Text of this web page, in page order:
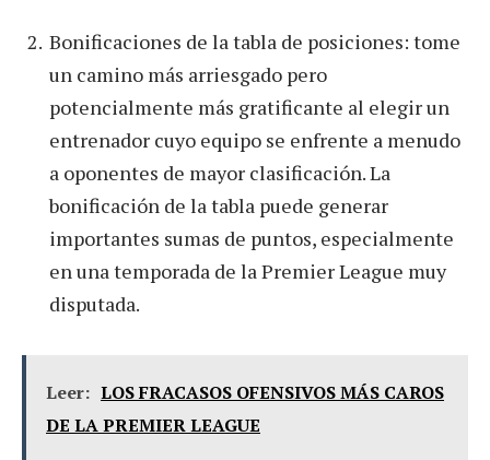
Bonificaciones de la tabla de posiciones: tome
un camino más arriesgado pero
potencialmente más gratificante al elegir un
entrenador cuyo equipo se enfrente a menudo
a oponentes de mayor clasificación. La
bonificación de la tabla puede generar
importantes sumas de puntos, especialmente
en una temporada de la Premier League muy
disputada.
Leer: LOS FRACASOS OFENSIVOS MÁS CAROS
DE LA PREMIER LEAGUE